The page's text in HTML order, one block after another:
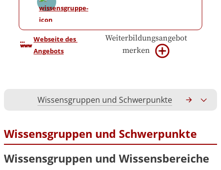
Webseite des
Angebots
Weiterbildungsangebot
merken
Wissensgruppen und Schwerpunkte
Wissensgruppen und Schwerpunkte
Wissensgruppen und Wissensbereiche